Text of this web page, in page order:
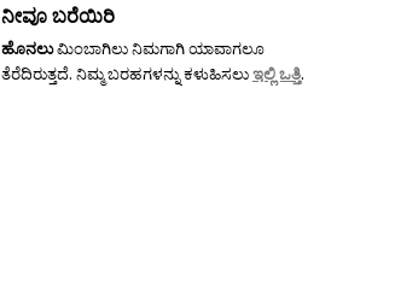
ನೀವೂ ಬರೆಯಿರಿ
ಹೊನಲುಮಿಂಬಾಗಿಲು ನಿಮಗಾಗಿ ಯಾವಾಗಲೂ
ತೆರೆದಿರುತ್ತದೆ. ನಿಮ್ಮ ಬರಹಗಳನ್ನು ಕಳುಹಿಸಲುಇಲ್ಲಿ ಒತ್ತಿ.